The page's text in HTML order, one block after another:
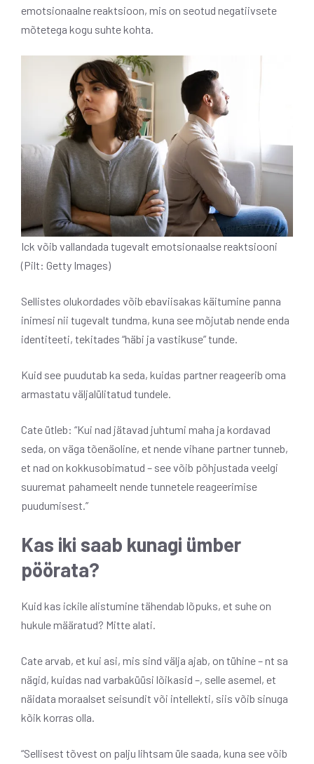
emotsionaalne reaktsioon, mis on seotud negatiivsete
mõtetega kogu suhte kohta.
Ick võib vallandada tugevalt emotsionaalse reaktsiooni
(Pilt: Getty Images)
Sellistes olukordades võib ebaviisakas käitumine panna
inimesi nii tugevalt tundma, kuna see mõjutab nende enda
identiteeti, tekitades “häbi ja vastikuse” tunde.
Kuid see puudutab ka seda, kuidas partner reageerib oma
armastatu väljalülitatud tundele.
Cate ütleb: “Kui nad jätavad juhtumi maha ja kordavad
seda, on väga tõenäoline, et nende vihane partner tunneb,
et nad on kokkusobimatud – see võib põhjustada veelgi
suuremat pahameelt nende tunnetele reageerimise
puudumisest.”
Kas iki saab kunagi ümber
pöörata?
Kuid kas ickile alistumine tähendab lõpuks, et suhe on
hukule määratud? Mitte alati.
Cate arvab, et kui asi, mis sind välja ajab, on tühine – nt sa
nägid, kuidas nad varbaküüsi lõikasid –, selle asemel, et
näidata moraalset seisundit või intellekti, siis võib sinuga
kõik korras olla.
“Sellisest tõvest on palju lihtsam üle saada, kuna see võib